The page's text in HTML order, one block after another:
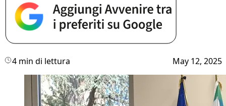
4 min di lettura May 12, 2025